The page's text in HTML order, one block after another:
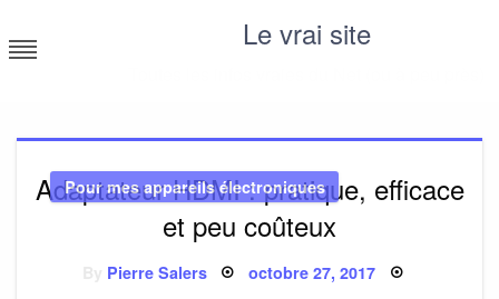
to
content
Le vrai site
Pour mes appareils électroniques
Adaptateur HDMI : pratique, efficace
et peu coûteux
Pierre Salers Posted
on
octobre 27, 2017